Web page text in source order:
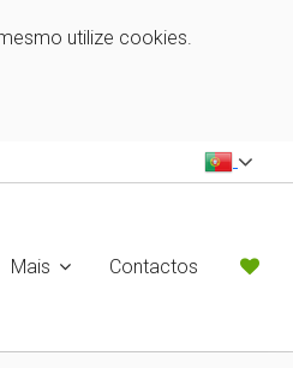
utilize cookies.
Mais Contactos